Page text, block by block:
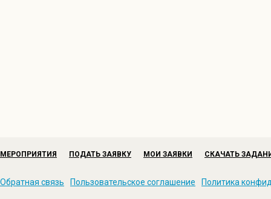
МЕРОПРИЯТИЯ ПОДАТЬ ЗАЯВКУ МОИ ЗАЯВКИ СКАЧАТЬ
Обратная связь Пользовательское соглашение Политика